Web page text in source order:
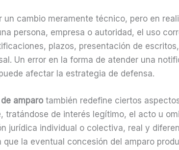
un cambio meramente técnico, pero en
persona, empresa o autoridad, el uso
plazos, presentación de
Un error en la forma de atender una
afectar la estrategia de defensa.
amparo también redefine ciertos
tratándose de interés legítimo, el acto u
jurídica individual o colectiva, real y
que la eventual concesión del amparo